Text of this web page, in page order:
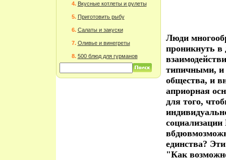
Вкусные котлеты и рулеты
Приготовить рыбу
Салаты и закуски
Оливье и винегреты
500 блюд для гурманов
Люди
проникнуть в
типичными, и
общества, и
априорная
для того,
единства?
"Как